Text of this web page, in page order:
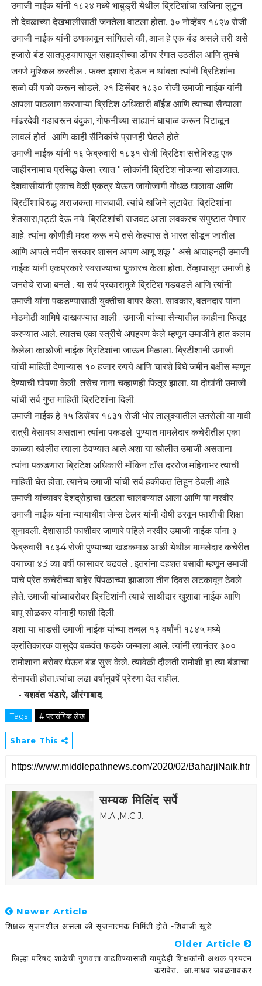
उमाजी नाईक यांनी १८२४ मध्ये भाबुड्री येथील ब्रिटिशांचा खजिना लुटून
तो देवळाच्या देखभालीसाठी जनतेला वाटला होता. ३० नोव्हेंबर १८२७ रोजी
उमाजी नाईक यांनी ठणकावून सांगितले की, आज हे एक बंड असले तरी असे
हजारो बंड सातपुड्यापासून सह्याद्रीच्या डोंगर रंगात उठतील आणि तुमचे
जगणे मुश्किल करतील . फक्त इशारा देऊन न थांबता त्यांनी ब्रिटिशांना
सळो की पळो करून सोडले. २१ डिसेंबर १८३० रोजी उमाजी नाईक यांनी
आपला पाठलाग करणाऱ्या ब्रिटिश अधिकारी बॉईड आणि त्याच्या सैन्याला
मांढरदेवी गडावरून बंदुका, गोफनीच्या साह्यानं घायाळ करून पिटाळून
लावलं होतं . आणि काही सैनिकांचे प्राणही घेतले होते.
उमाजी नाईक यांनी १६ फेब्रुवारी १८३१ रोजी ब्रिटिश सत्तेविरुद्ध एक
जाहीरनामाच प्रसिद्ध केला. त्यात " लोकांनी ब्रिटिश नोकऱ्या सोडाव्यात.
देशवासीयांनी एकाच वेळी एकत्र येऊन जागोजागी गोंधळ घालावा आणि
ब्रिटींशाविरुद्ध अराजकता माजवावी. त्यांचे खजिने लुटावेत. ब्रिटिशांना
शेतसारा,पट्टी देऊ नये. ब्रिटिशांची राजवट आता लवकरच संपुष्टात येणार
आहे. त्यांना कोणीही मदत करू नये तसे केल्यास ते भारत सोडून जातील
आणि आपले नवीन सरकार शासन आपण आणू शकू " असे आवाहनही उमाजी
नाईक यांनी एकप्रकारे स्वराज्याचा पुकारच केला होता. तेंव्हापासून उमाजी हे
जनतेचे राजा बनले . या सर्व प्रकारामुळे ब्रिटिश गडबडले आणि त्यांनी
उमाजी यांना पकडण्यासाठी युक्तीचा वापर केला. सावकार, वतनदार यांना
मोठमोठी आमिषे दाखवण्यात आली . उमाजी यांच्या सैन्यातील काहीना फितूर
करण्यात आले. त्यातच एका स्त्रीचे अपहरण केले म्हणून उमाजीने हात कलम
केलेला काळोजी नाईक ब्रिटिशांना जाऊन मिळाला. ब्रिटींशानी उमाजी
यांची माहिती देणाऱ्यास १० हजार रुपये आणि चारशे बिघे जमीन बक्षीस म्हणून
देण्याची घोषणा केली. तसेच नाना चव्हाणही फितूर झाला. या दोघांनी उमाजी
यांची सर्व गुप्त माहिती ब्रिटिशांना दिली.
उमाजी नाईक हे १५ डिसेंबर १८३१ रोजी भोर तालुक्यातील उतरोली या गावी
रात्री बेसावध असताना त्यांना पकडले. पुण्यात मामलेदार कचेरीतील एका
काळ्या खोलीत त्याला ठेवण्यात आले.अशा या खोलीत उमाजी असताना
त्यांना पकडणारा ब्रिटिश अधिकारी मॉकिन टॉस दररोज महिनाभर त्याची
माहिती घेत होता. त्यानेच उमाजी यांची सर्व हकीकत लिहून ठेवली आहे.
उमाजी यांच्यावर देशद्रोहाचा खटला चालवण्यात आला आणि या नरवीर
उमाजी नाईक यांना न्यायाधीश जेम्स टेलर यांनी दोषी ठरवून फाशीची शिक्षा
सुनावली. देशासाठी फाशीवर जाणारे पहिले नरवीर उमाजी नाईक यांना ३
फेब्रुवारी १८३4 रोजी पुण्याच्या खडकमाळ आळी येथील मामलेदार कचेरीत
वयाच्या ४3 व्या वर्षी फासावर चढवले . इतरांना दहशत बसावी म्हणून उमाजी
यांचे प्रेत कचेरीच्या बाहेर पिंपळाच्या झाडाला तीन दिवस लटकावून ठेवले
होते. उमाजी यांच्याबरोबर ब्रिटिशांनी त्याचे साथीदार खुशाबा नाईक आणि
बापू सोळकर यांनाही फाशी दिली.
अशा या धाडसी उमाजी नाईक यांच्या तब्बल १३ वर्षांनी १८४५ मध्ये
क्रांतिकारक वासुदेव बळवंत फडके जन्माला आले. त्यांनी त्यानंतर ३००
रामोशाना बरोबर घेऊन बंड सुरू केले. त्यावेळी दौलती रामोशी हा त्या बंडाचा
सेनापती होता.त्यांचा लढा वर्षानुवर्षे प्रेरणा देत राहील.
-यशवंत भंडारे, औरंगाबाद.
Tags # प्रासंगिक लेख
Share This
सम्यक मिलिंद सर्पे
M.A ,M.C.J.
Newer Article
शिक्षक सृजनशील असला की सृजनात्मक निर्मिती होते -शिवाजी खुडे
Older Article
जिल्हा परिषद शाळेची गुणवत्ता वाढविण्यासाठी यापुढेही शिक्षकांनी अथक प्रयत्न
करावेत.. आ.माधव जवळगावकर